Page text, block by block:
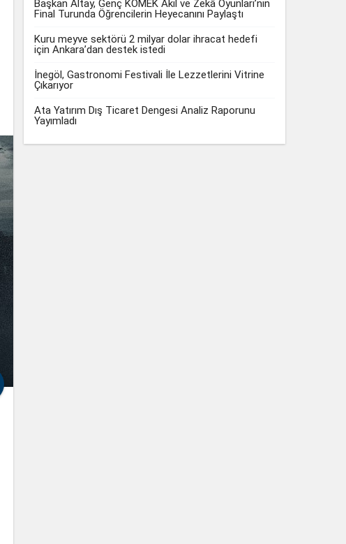
Başkan Altay, Genç KOMEK Akıl ve Zekâ Oyunları’nın
Final Turunda Öğrencilerin Heyecanını Paylaştı
Kuru meyve sektörü 2 milyar dolar ihracat hedefi
için Ankara’dan destek istedi
İnegöl, Gastronomi Festivali İle Lezzetlerini Vitrine
Çıkarıyor
Ata Yatırım Dış Ticaret Dengesi Analiz Raporunu
Yayımladı